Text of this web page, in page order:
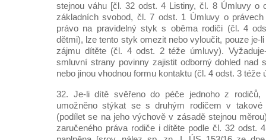
stejnou váhu [čl. 32 odst. 4 Listiny, čl. 8 Úmluvy o
základních svobod, čl. 7 odst. 1 Úmluvy o
právo na pravidelný styk s oběma rodiči (čl. 4
dětmi), lze tento styk omezit nebo vyloučit, pouze je-
zájmu dítěte (čl. 4 odst. 2 téže úmluvy).
smluvní strany povinny zajistit odborný dohled nad
nebo jinou vhodnou formu kontaktu (čl. 4 odst. 3 téže
32. Je-li dítě svěřeno do péče jednoho z
umožněno stýkat se s druhým rodičem v
(podílet se na jeho výchově v zásadě stejnou
zaručeného práva rodiče i dítěte podle čl. 32 odst.